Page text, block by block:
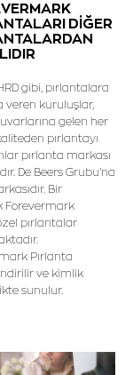
DİĞER
gibi, pırlantalara
veren kuruluşlar,
gelen her
pırlantayı
pırlanta markası
De Beers Grubu'na
Bir
Forevermark
pırlantalar
Pırlanta
ve kimlik
sunulur.